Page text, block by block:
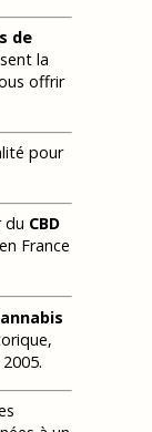
de
la
offrir
pour
du CBD
France